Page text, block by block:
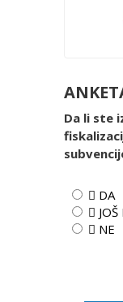
Da li ste
 DA

 NE